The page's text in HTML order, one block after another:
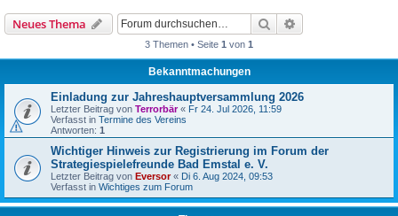
Neues Thema Suche
3 Themen • Seite 1 von 1
Bekanntmachungen
Einladung zur Jahreshauptversammlung 2026
Letzter Beitrag von Terrorbär« Fr 24. Jul 2026, 11:59
Verfasst in Termine des Vereins
Antworten: 1
Wichtiger Hinweis zur Registrierung im Forum der
Strategiespielefreunde Bad Emstal e. V.
Letzter Beitrag von Eversor« Di 6. Aug 2024, 09:53
Verfasst in Wichtiges zum Forum